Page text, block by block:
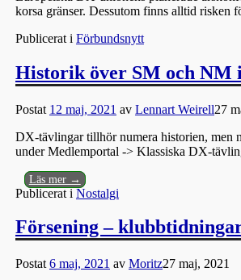
korsa gränser. Dessutom finns alltid risken
Publicerat i Förbundsnytt
Historik över SM och NM
Postat 12 maj, 2021 av Lennart Weirell27
DX-tävlingar tillhör numera historien, men
under Medlemportal -> Klassiska DX-
Läs mer →
Publicerat i Nostalgi
Försening –
Postat 6 maj, 2021 av Moritz27 maj, 2021